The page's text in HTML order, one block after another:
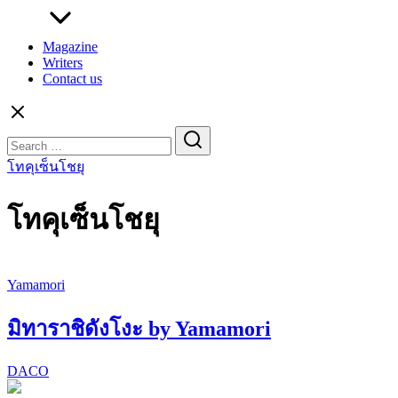
Magazine
Writers
Contact us
for:
โทคุเซ็นโชยุ
โทคุเซ็นโชยุ
Yamamori
มิทาราชิดังโงะ by Yamamori
DACO